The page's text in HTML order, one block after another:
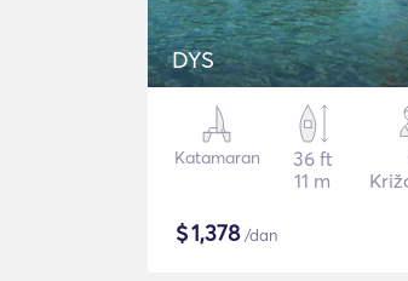
DYS
Katamaran
36 ft
11 m
$1,378/dan